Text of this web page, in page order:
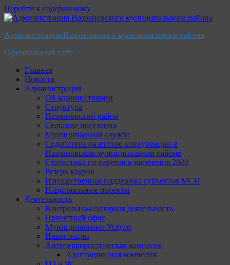
Перейти к содержимому
Администрация Назрановского муниципального района
Официальный сайт
Главная
Новости
Администрация
Об администрации
Структура
Назрановский район
Сельские поселения
Муниципальная служба
Содействие развитию конкуренции в
Назрановском муниципальном районе
Статистика по переписи населения 2020
Резерв кадров
Имущественная поддержка субъектов МСП
Национальные проекты
Деятельность
Контрольно-надзорная деятельность
Проектный офис
Муниципальные Услуги
Инвестиции
Антитеррористическая комиссия
Адаптационная комиссия